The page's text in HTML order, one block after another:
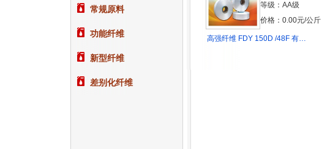
常规原料
功能纤维
新型纤维
差别化纤维
等级：AA级
价格：0.00元/公斤
高强纤维 FDY 150D /48F 有…